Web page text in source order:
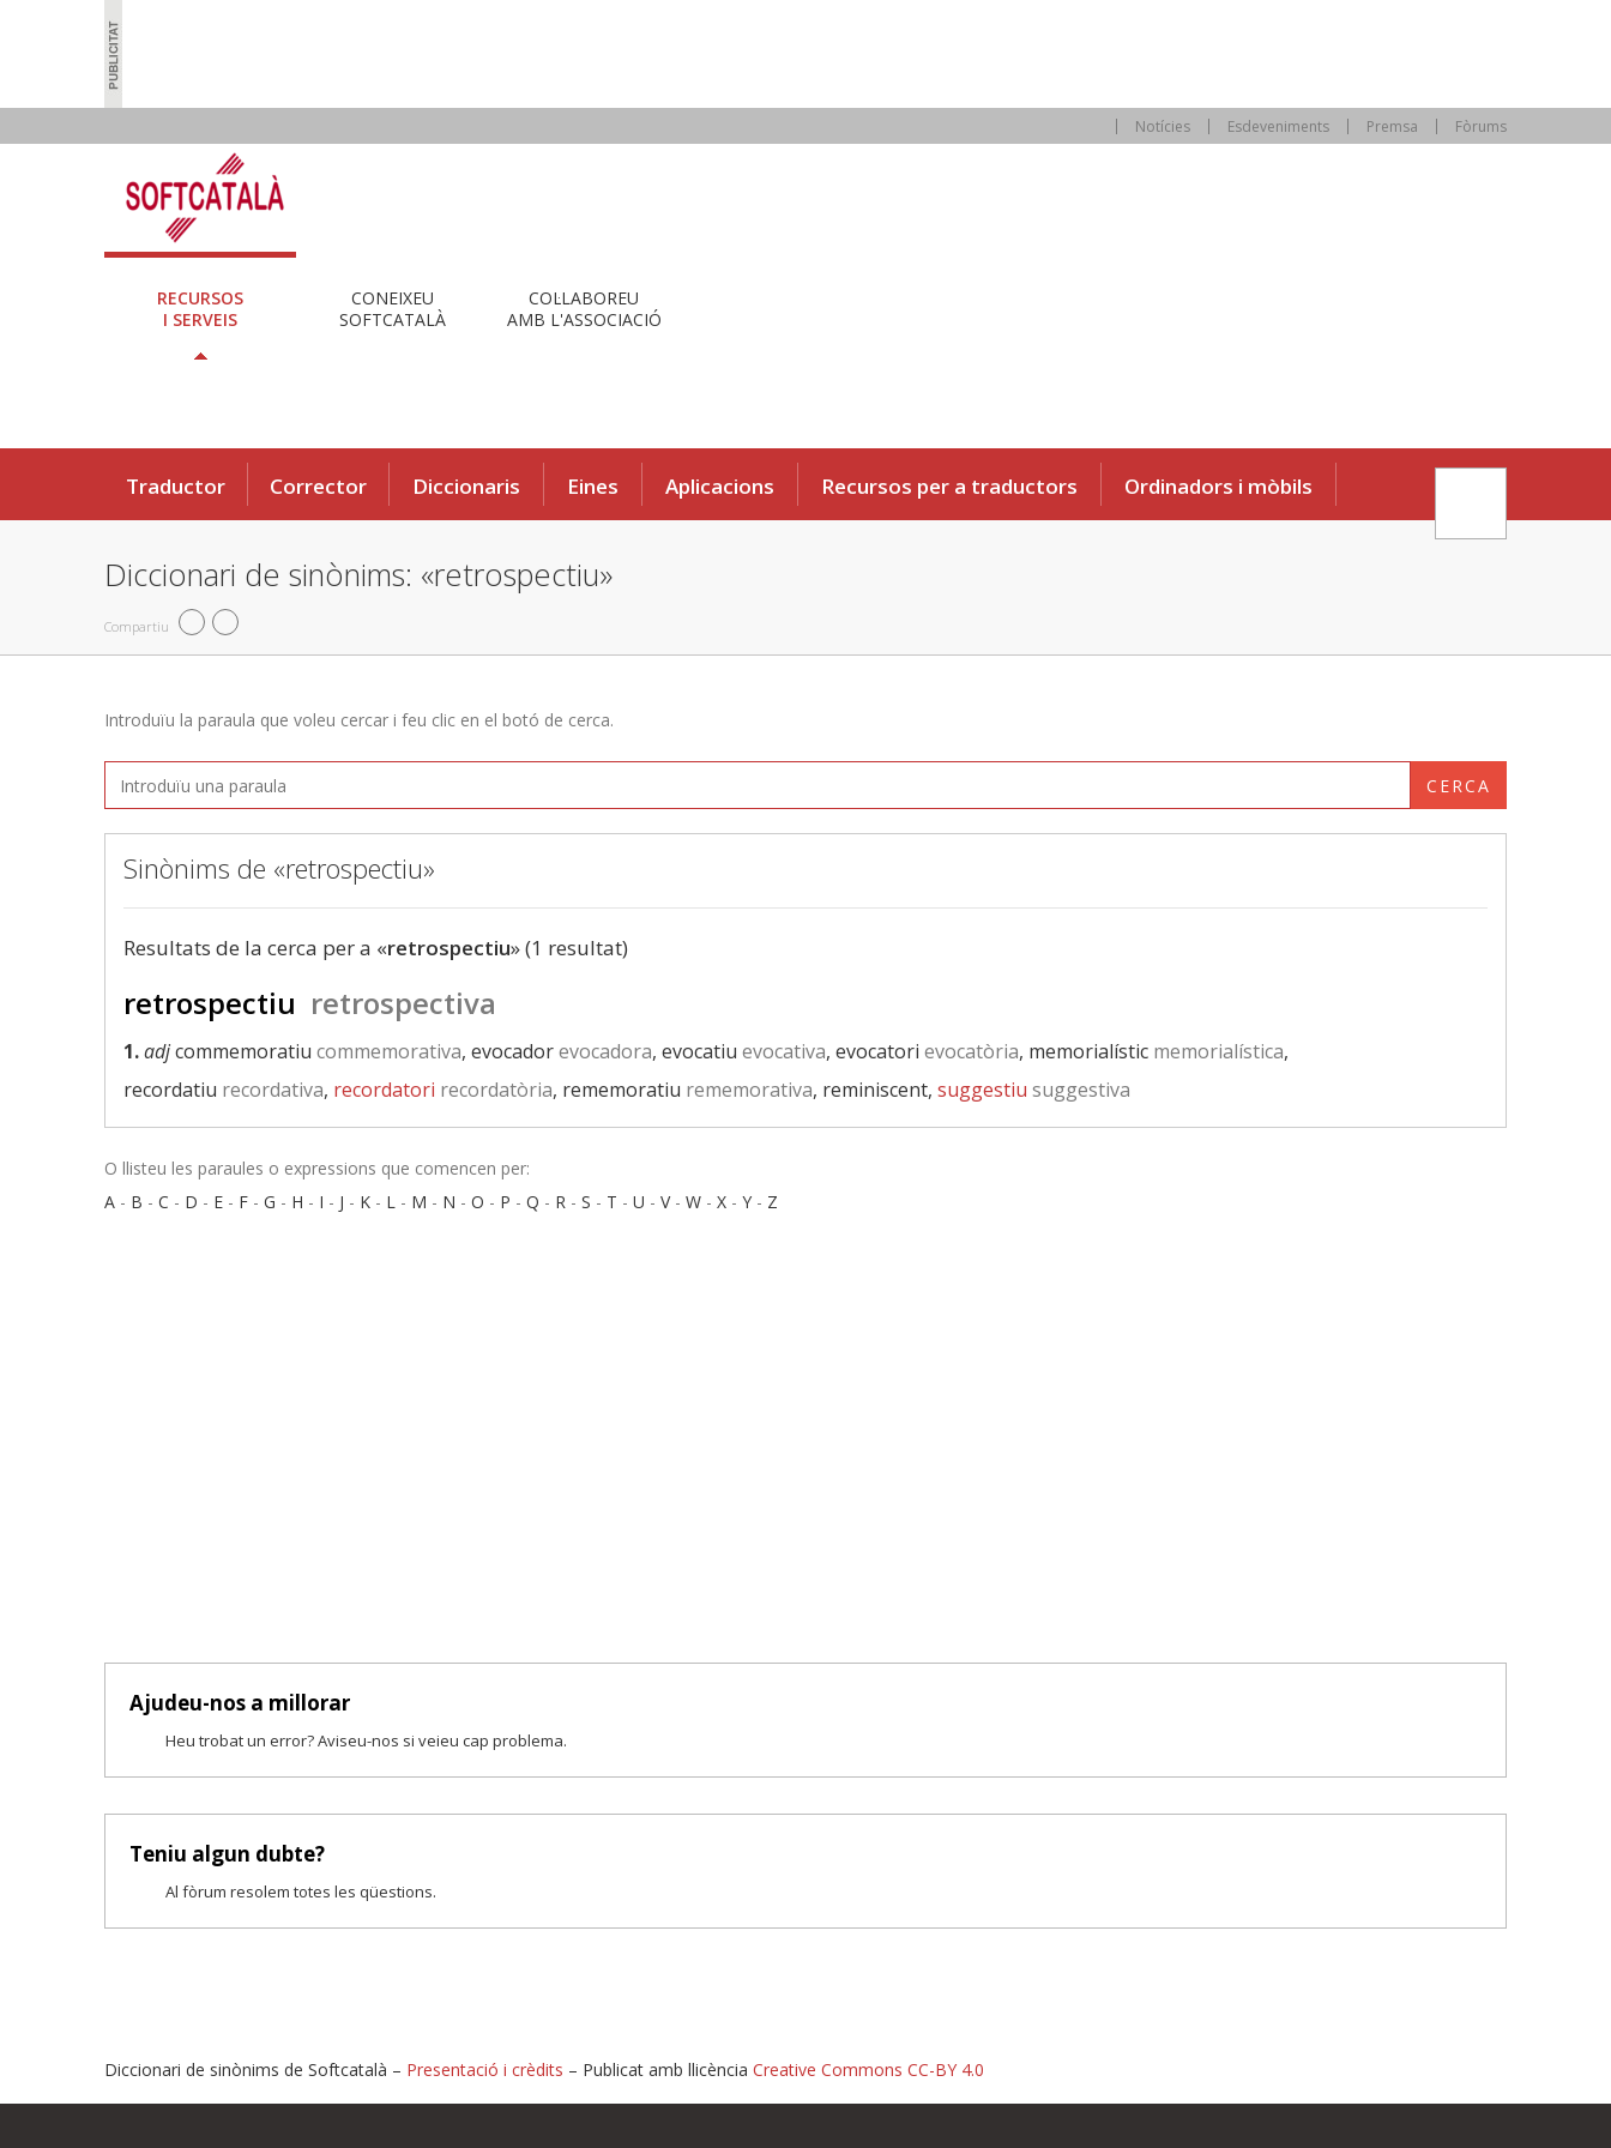
Notícies Esdeveniments Premsa Fòrums
RECURSOS
I SERVEIS
CONEIXEU
SOFTCATALÀ
COL·LABOREU
AMB L'ASSOCIACIÓ
Traductor Corrector Diccionaris Eines Aplicacions Recursos per a traductors Ordinadors i mòbils
Diccionari de sinònims: «retrospectiu»
Compartiu
Introduïu la paraula que voleu cercar i feu clic en el botó de cerca.
CERCA
Sinònims de «retrospectiu»
Resultats de la cerca per a «retrospectiu» (1 resultat)
retrospectiu retrospectiva
1.adjcommemoratiu commemorativa, evocadorevocadora, evocatiu evocativa, evocatori evocatòria, memorialístic memorialística,
recordatiu recordativa, recordatori recordatòria, rememoratiu rememorativa, reminiscent, suggestiu suggestiva
O llisteu les paraules o expressions que comencen per:
A - B - C - D - E - F - G - H - I - J - K - L - M - N - O - P - Q - R - S - T - U - V- W - X - Y - Z
Ajudeu-nos a millorar
Heu trobat un error? Aviseu-nos si veieu cap problema.
Teniu algun dubte?
Al fòrum resolem totes les qüestions.
Diccionari de sinònims de Softcatalà – Presentació i crèdits – Publicat amb llicència Creative Commons CC-BY 4.0